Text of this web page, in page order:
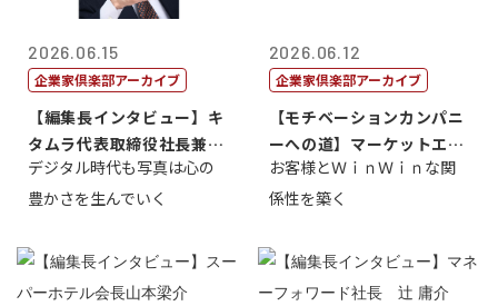
2026.06.15
企業家倶楽部アーカイブ
【編集長インタビュー】キ
タムラ代表取締役社長兼Ｃ
ＯＯ 武川 ...
デジタル時代も写真は心の
豊かさを生んでいく
2026.06.12
企業家倶楽部アーカイブ
【モチベーションカンパニ
ーへの道】マーケットエン
タープライズ...
お客様とＷｉｎＷｉｎな関
係性を築く